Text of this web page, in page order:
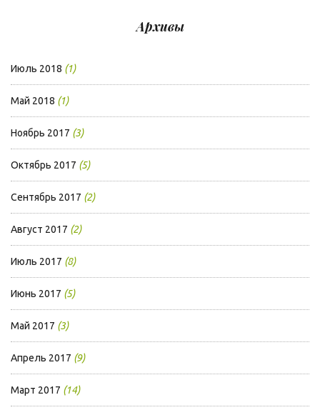
Архивы
Июль 2018 (1)
Май 2018 (1)
Ноябрь 2017 (3)
Октябрь 2017 (5)
Сентябрь 2017 (2)
Август 2017 (2)
Июль 2017 (8)
Июнь 2017 (5)
Май 2017 (3)
Апрель 2017 (9)
Март 2017 (14)